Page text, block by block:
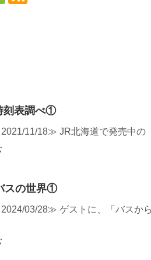
刻表調べ①
11/18≫ JR北海道で発売中の
スの世界①
03/28≫ ゲストに、「バスか